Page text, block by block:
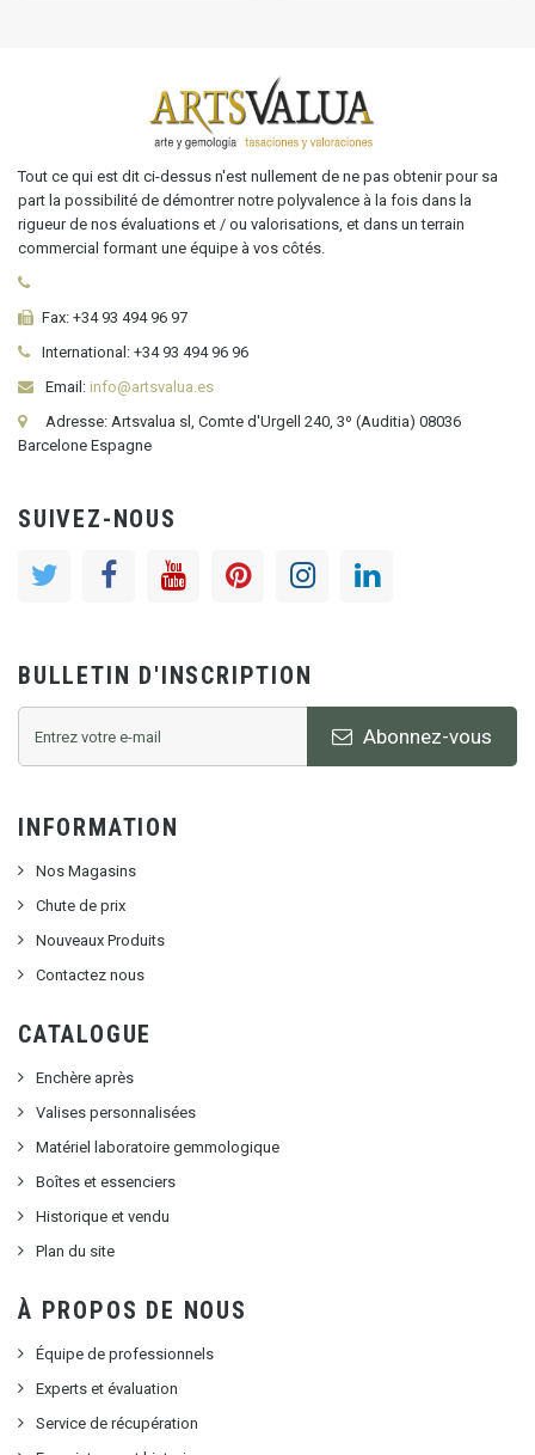
Tout ce qui est dit ci-dessus n'est nullement de ne pas obtenir pour sa
part la possibilité de démontrer notre polyvalence à la fois dans la
rigueur de nos évaluations et / ou valorisations, et dans un terrain
commercial formant une équipe à vos côtés.
Fax: +34 93 494 96 97
International: +34 93 494 96 96
Email: info@artsvalua.es
Adresse: Artsvalua sl, Comte d'Urgell 240, 3º (Auditia) 08036
Barcelone Espagne
SUIVEZ-NOUS
BULLETIN D'INSCRIPTION
Abonnez-vous
INFORMATION
Nos Magasins
Chute de prix
Nouveaux Produits
Contactez nous
CATALOGUE
Enchère après
Valises personnalisées
Matériel laboratoire gemmologique
Boîtes et essenciers
Historique et vendu
Plan du site
À PROPOS DE NOUS
Équipe de professionnels
Experts et évaluation
Service de récupération